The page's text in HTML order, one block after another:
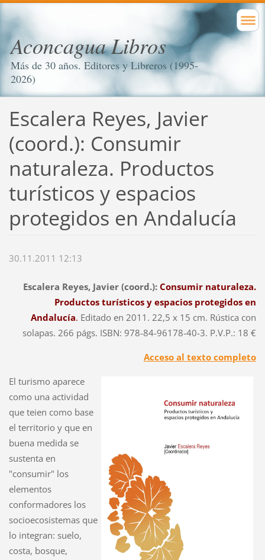
Aconcagua Libros
Más de 30 años. Editores y Libreros (1995-
2026)
Escalera Reyes, Javier
(coord.): Consumir
naturaleza. Productos
turísticos y espacios
protegidos en Andalucía
30.11.2011 12:13
Escalera Reyes, Javier (coord.): Consumir naturaleza.
Productos turísticos y espacios protegidos en
Andalucía. Editado en 2011. 22,5 x 15 cm. Rústica con
solapas. 266 págs. ISBN: 978-84-96178-40-3. P.V.P.: 18 €
Acceso al texto completo
El turismo aparece
como una actividad
que teien como base
el territorio y que en
buena medida se
sustenta en
"consumir" los
elementos
conformadores los
socioecosistemas que
lo integran: suelo,
costa, bosque,